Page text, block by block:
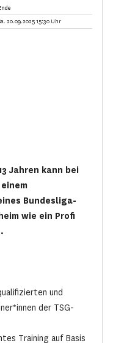
20.09.2025 15:30 Uhr
Jahren kann bei
Bundesliga-
wie ein Profi
und
der TSG-
Training auf Basis